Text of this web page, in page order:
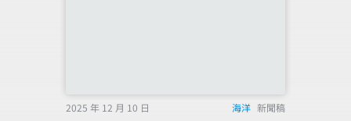
2025 年 12 月 10 日 海洋 新聞稿